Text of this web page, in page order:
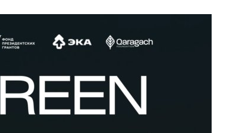
для растительного
в Индонезии
производство
почти в 20 раз
2026